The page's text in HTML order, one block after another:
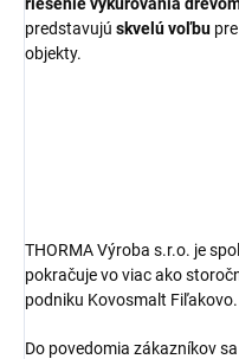
predstavujú skvelú voľbu
objekty.
THORMA Výroba s.r.o. je
pokračuje vo viac ako
podniku Kovosmalt Fiľakovo.
Do povedomia zákazníkov